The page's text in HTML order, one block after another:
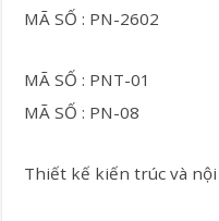
MÃ SỐ : PN-2602
MÃ SỐ : PNT-01
MÃ SỐ : PN-08
Thiết kế kiến trúc và